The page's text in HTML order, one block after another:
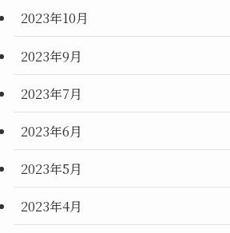
2023年10月
2023年9月
2023年7月
2023年6月
2023年5月
2023年4月